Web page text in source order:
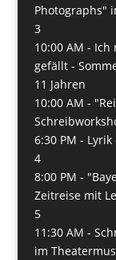
Photographs"
3
10:00 AM - Ich
gefällt -
11 Jahren
10:00 AM -
6:30 PM - Lyrik
4
8:00 PM -
Zeitreise mit
5
11:30 AM -
im